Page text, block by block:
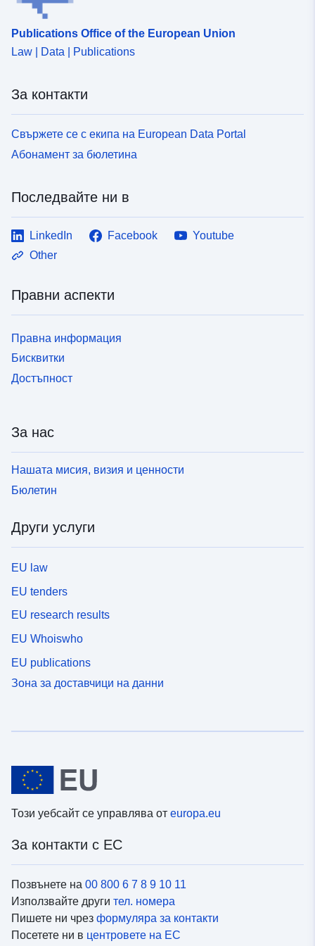
uriRef:
http://data.europa.eu/88u/dataset/
Publications Office of the European Union
Law | Data | Publications
За контакти
Свържете се с екипа на European Data Portal
Абонамент за бюлетина
Последвайте ни в
LinkedIn Facebook
Youtube
Other
Правни аспекти
Правна информация
Бисквитки
Достъпност
За нас
Нашата мисия, визия и ценности
Бюлетин
Други услуги
EU law
EU tenders
EU research results
EU Whoiswho
EU publications
Зона за доставчици на данни
Този уебсайт се управлява от europa.eu
За контакти с ЕС
Позвънете на 00 800 6 7 8 9 10 11
Използвайте други тел. номера
Пишете ни чрез формуляра за контакти
Посетете ни в центровете на ЕС